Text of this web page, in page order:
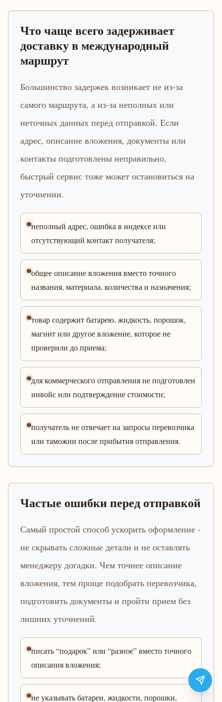
Что чаще всего задерживает
доставку в международный
маршрут
Большинство задержек возникает не из-за
самого маршрута, а из-за неполных или
неточных данных перед отправкой. Если
адрес, описание вложения, документы или
контакты подготовлены неправильно,
быстрый сервис тоже может остановиться на
уточнении.
неполный адрес, ошибка в индексе или
отсутствующий контакт получателя;
общее описание вложения вместо точного
названия, материала, количества и назначения;
товар содержит батарею, жидкость, порошок,
магнит или другое вложение, которое не
проверили до приема;
для коммерческого отправления не подготовлен
инвойс или подтверждение стоимости;
получатель не отвечает на запросы перевозчика
или таможни после прибытия отправления.
Частые ошибки перед отправкой
Самый простой способ ускорить оформление -
не скрывать сложные детали и не оставлять
менеджеру догадки. Чем точнее описание
вложения, тем проще подобрать перевозчика,
подготовить документы и пройти прием без
лишних уточнений.
писать “подарок” или “разное” вместо точного
описания вложения;
не указывать батареи, жидкости, порошки,